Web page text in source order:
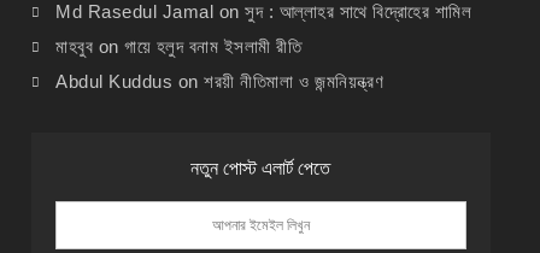
Md Rasedul Jamal onসুদ : আল্লাহর সাথে বিদ্রোহের শামিল
মাহবুব onগায়ে হলুদ বনাম ইসলামী রীতি
Abdul Kuddus onশরয়ী নীতিমালা ও জন্মনিয়ন্ত্রণ
নতুন পোস্ট এলার্ট পেতে